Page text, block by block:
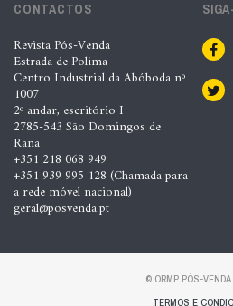
CONTACTOS
Revista Pós-Venda
Estrada de Polima
Centro Industrial da Abóboda nº
1007
2º andar, escritório I
2785-543 São Domingos de
Rana
+351 218 068 949
+351 939 995 128 (Chamada para
a rede móvel nacional)
geral@posvenda.pt
© ORMP PÓS-VENDA
TERMOS E